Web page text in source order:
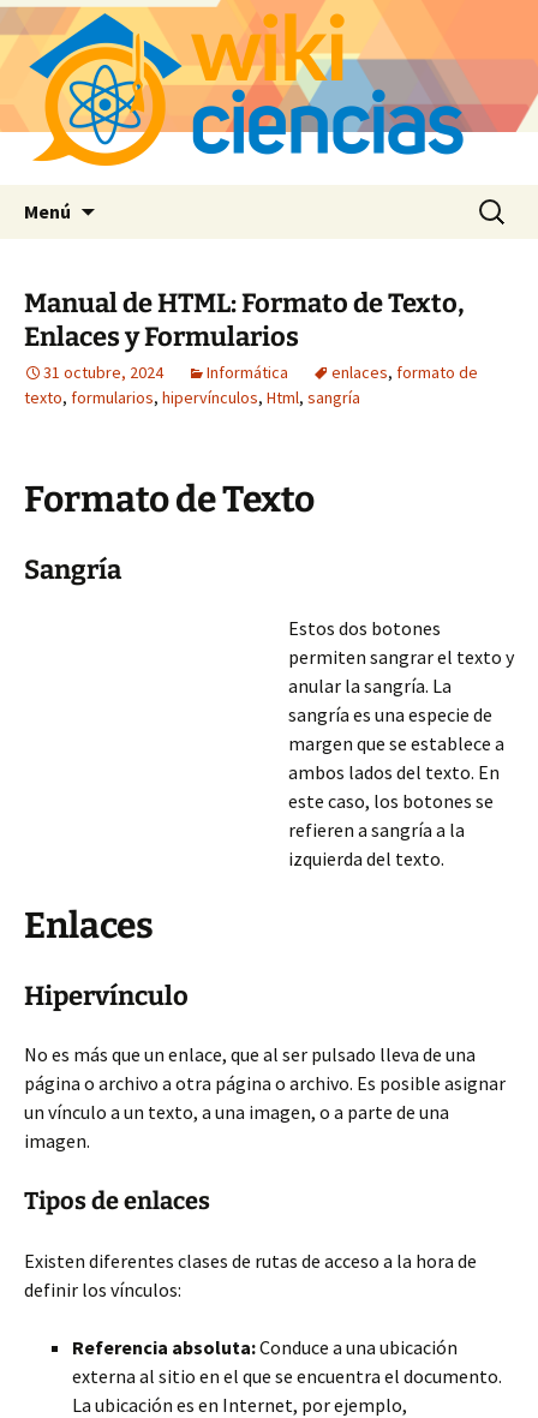
Menú Buscar:
Manual de HTML: Formato de Texto,
Enlaces y Formularios
31 octubre, 2024 Informática enlaces, formato de
texto, formularios, hipervínculos, Html, sangría
Formato de Texto
Sangría
Estos dos botones
permiten sangrar el texto y
anular la sangría. La
sangría es una especie de
margen que se establece a
ambos lados del texto. En
este caso, los botones se
refieren a sangría a la
izquierda del texto.
Enlaces
Hipervínculo
No es más que un enlace, que al ser pulsado lleva de una
página o archivo a otra página o archivo. Es posible asignar
un vínculo a un texto, a una imagen, o a parte de una
imagen.
Tipos de enlaces
Existen diferentes clases de rutas de acceso a la hora de
definir los vínculos:
Referencia absoluta:Conduce a una ubicación
externa al sitio en el que se encuentra el documento.
La ubicación es en Internet, por ejemplo,